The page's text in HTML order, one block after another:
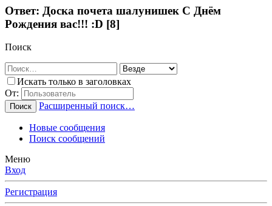
Ответ: Доска почета шалунишек С Днём
Рождения вас!!! :D [8]
Поиск
Искать только в заголовках
От:
Поиск Расширенный поиск…
Новые сообщения
Поиск сообщений
Меню
Вход
Регистрация